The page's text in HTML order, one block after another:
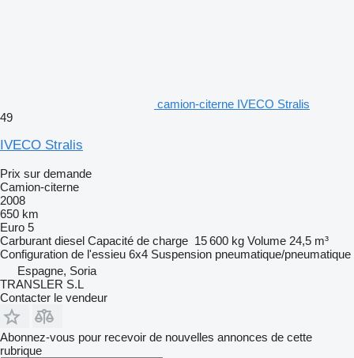
camion-citerne IVECO Stralis
49
IVECO Stralis
Prix sur demande
Camion-citerne
2008
650 km
Euro 5
Carburant diesel Capacité de charge 15 600 kg Volume 24,5 m³
Configuration de l'essieu 6x4 Suspension pneumatique/pneumatique
Espagne, Soria
TRANSLER S.L
Contacter le vendeur
Abonnez-vous pour recevoir de nouvelles annonces de cette
rubrique